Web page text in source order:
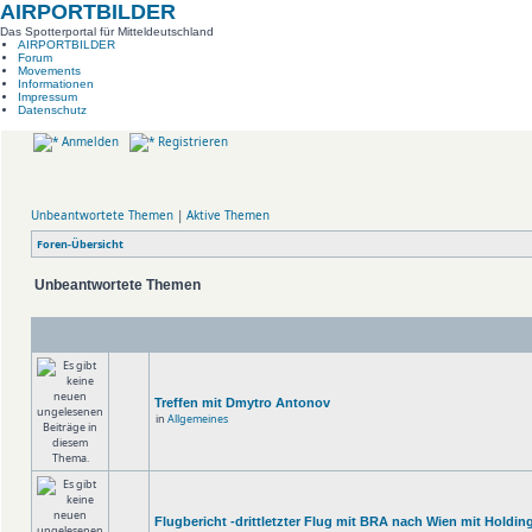
AIRPORTBILDER
Das Spotterportal für Mitteldeutschland
AIRPORTBILDER
Forum
Movements
Informationen
Impressum
Datenschutz
Anmelden Registrieren
Unbeantwortete Themen | Aktive Themen
Foren-Übersicht
Unbeantwortete Themen
Treffen mit Dmytro Antonov
in Allgemeines
Flugbericht -drittletzter Flug mit BRA nach Wien mit Holding